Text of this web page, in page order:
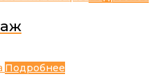
Подробнее